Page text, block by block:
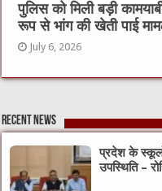
पुलिस को मिली बड़ी
रूप से भांग की खेती पाई
July 6, 2026
Recent News
प्रदेश के
उपस्थिति –